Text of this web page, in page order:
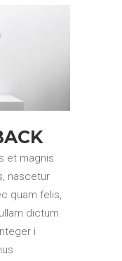
et magnis
nascetur
quam felis,
dictum
i